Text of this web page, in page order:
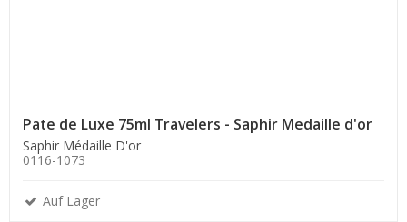
Pate de Luxe 75ml Travelers - Saphir Medaille d'or
Saphir Médaille D'or
0116-1073
Auf Lager